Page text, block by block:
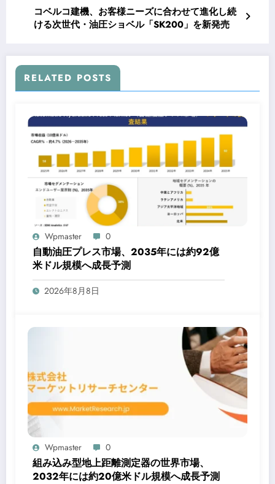
コベルコ建機、お客様ニーズに合わせて進化し続
ける次世代・油圧ショベル「SK200」を新発売
RELATED POSTS
Wpmaster 0
自動油圧プレス市場、2035年には約92億
米ドル規模へ成長予測
2026年8月8日
Wpmaster 0
組み込み型地上距離測定器の世界市場、
2032年には約20億米ドル規模へ成長予測